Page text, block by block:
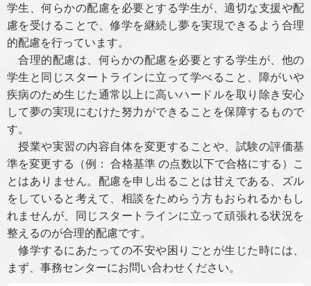
学生、何らかの配慮を必要とする学生が、適切な支援や配
慮を受けることで、修学を継続し夢を実現できるよう合理
的配慮を行っています。
合理的配慮は、何らかの配慮を必要とする学生が、他の
学生と同じスタートラインに立って学べること、障がいや
疾病のため生じた通常以上に高いハードルを取り除き安心
して夢の実現にむけた努力ができることを保障するもので
す。
授業や実習の内容自体を変更することや、試験の評価基
準を変更する（例： 合格基準 の点数以下で合格にする）こ
とはありません。配慮を申し出ることは甘えである、ズル
をしていると考えて、相談をためらう方もおられるかもし
れませんが、同じスタートラインに立って頑張れる状況を
整えるのが合理的配慮です。
修学するにあたっての不安や困りごとが生じた時には、
まず、事務センターにお問い合わせください。